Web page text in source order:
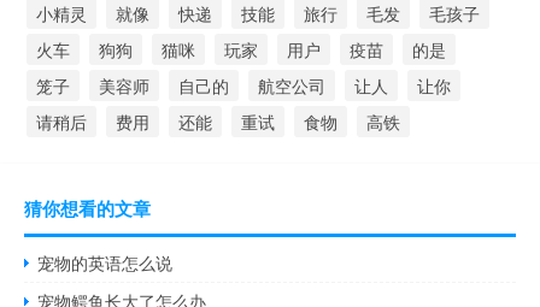
小精灵
就像 快递 技能 旅行 毛发
毛孩子
火车
狗狗 猫咪 玩家 用户 疫苗
的是
笼子
美容师 自己的 航空公司 让人
让你
请稍后
费用 还能 重试 食物 高铁
猜你想看的文章
宠物的英语怎么说
宠物鳄鱼长大了怎么办